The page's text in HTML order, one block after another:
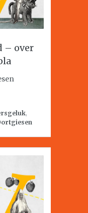
– over
,